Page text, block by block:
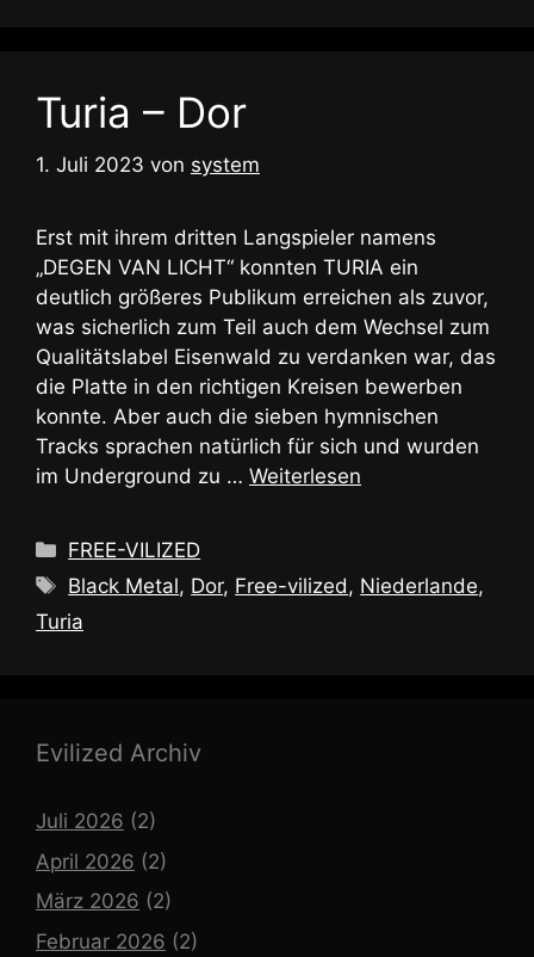
Turia – Dor
1. Juli 2023 von system
Erst mit ihrem dritten Langspieler namens
„DEGEN VAN LICHT“ konnten TURIA ein
deutlich größeres Publikum erreichen als zuvor,
was sicherlich zum Teil auch dem Wechsel zum
Qualitätslabel Eisenwald zu verdanken war, das
die Platte in den richtigen Kreisen bewerben
konnte. Aber auch die sieben hymnischen
Tracks sprachen natürlich für sich und wurden
im Underground zu … Weiterlesen
Kategorien
FREE-VILIZED
Schlagwörter
Black Metal, Dor, Free-vilized, Niederlande,
Turia
Evilized Archiv
Juli 2026 (2)
April 2026 (2)
März 2026 (2)
Februar 2026 (2)